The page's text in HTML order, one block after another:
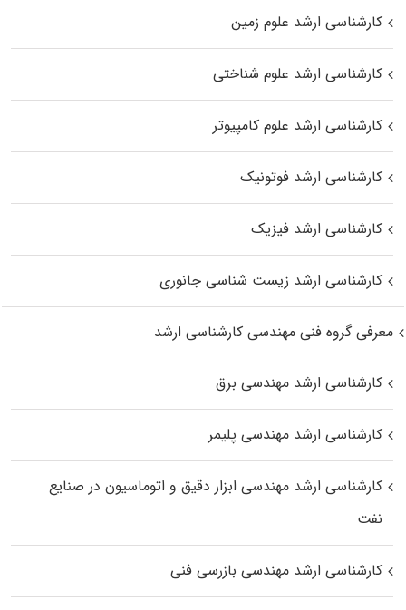
کارشناسی ارشد علوم زمین
کارشناسی ارشد علوم شناختی
کارشناسی ارشد علوم کامپیوتر
کارشناسی ارشد فوتونیک
کارشناسی ارشد فیزیک
کارشناسی ارشد زیست‌ شناسی جانوری
معرفی گروه فنی مهندسی کارشناسی ارشد
کارشناسی ارشد مهندسی برق
کارشناسی ارشد مهندسی پلیمر
کارشناسی ارشد مهندسی ابزار دقیق و اتوماسیون در صنایع
نفت
کارشناسی ارشد مهندسی بازرسی فنی